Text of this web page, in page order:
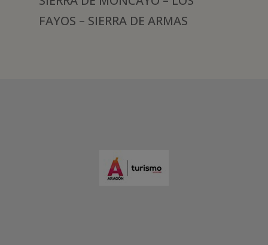
FAYOS – SIERRA DE ARMAS